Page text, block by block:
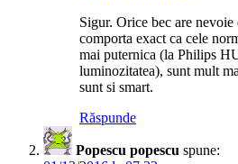
Sigur. Orice bec are
comporta exact ca cele
mai puternica (la Philips
luminozitatea), sunt mult
sunt si smart.
Răspunde
Popescu popescu spune: